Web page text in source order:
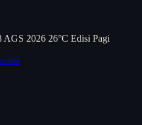
AGS 2026 26°C Edisi Pagi